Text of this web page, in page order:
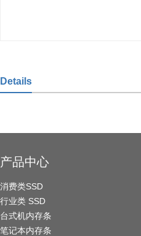
Details
产品中心
消费类SSD
行业类 SSD
台式机内存条
笔记本内存条